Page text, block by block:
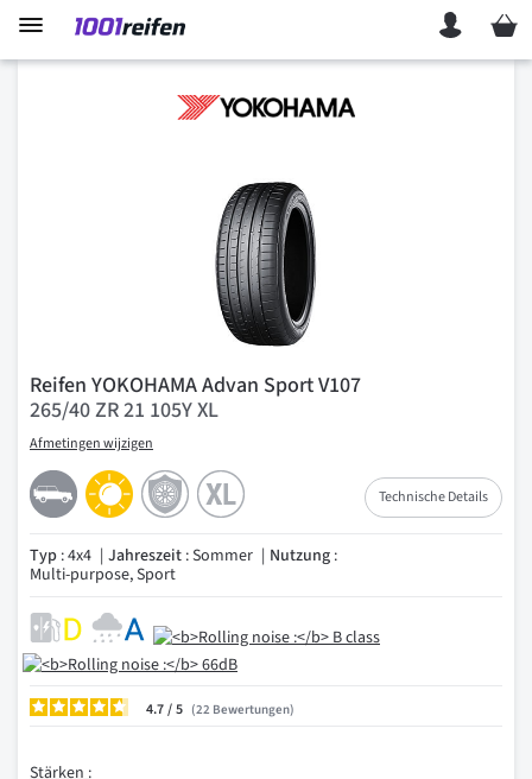
Mein
Reifen YOKOHAMA Advan Sport V107
265/40 ZR 21 105Y XL
Afmetingen wijzigen
Technische Details
Typ : 4x4 Jahreszeit : Sommer Nutzung :
Multi-purpose, Sport
4.7/ 22 Bewertungen
Stärken :